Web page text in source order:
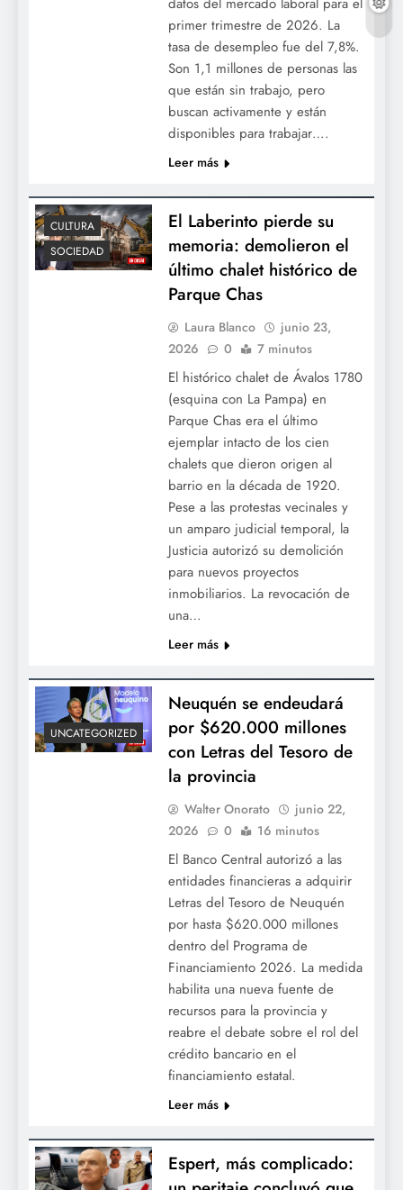
primer trimestre de 2026. La
tasa de desempleo fue del 7,8%.
Son 1,1 millones de personas las
que están sin trabajo, pero
buscan activamente y están
disponibles para trabajar….
Leer más
CULTURA
SOCIEDAD
El Laberinto pierde su
memoria: demolieron el
último chalet histórico de
Parque Chas
Laura Blanco
junio 23,
2026
0 7 minutos
El histórico chalet de Ávalos 1780
(esquina con La Pampa) en
Parque Chas era el último
ejemplar intacto de los cien
chalets que dieron origen al
barrio en la década de 1920.
Pese a las protestas vecinales y
un amparo judicial temporal, la
Justicia autorizó su demolición
para nuevos proyectos
inmobiliarios. La revocación de
una…
Leer más
UNCATEGORIZED
Neuquén se endeudará
por $620.000 millones
con Letras del Tesoro de
la provincia
Walter Onorato
junio 22,
2026
0 16 minutos
El Banco Central autorizó a las
entidades financieras a adquirir
Letras del Tesoro de Neuquén
por hasta $620.000 millones
dentro del Programa de
Financiamiento 2026. La medida
habilita una nueva fuente de
recursos para la provincia y
reabre el debate sobre el rol del
crédito bancario en el
financiamiento estatal.
Leer más
Espert, más complicado: